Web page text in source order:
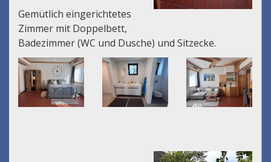
Gemütlich eingerichtetes
Zimmer mit Doppelbett,
Badezimmer (WC und Dusche) und Sitzecke.